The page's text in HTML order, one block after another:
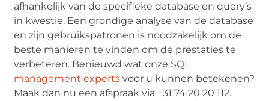
afhankelijk van de specifieke database en query’s
in kwestie. Een grondige analyse van de database
en zijn gebruikspatronen is noodzakelijk om de
beste manieren te vinden om de prestaties te
verbeteren. Benieuwd wat onze SQL
management experts voor u kunnen betekenen?
Maak dan nu een afspraak via +31 74 20 20 112.